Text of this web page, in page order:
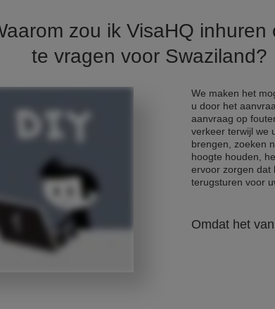
zou ik VisaHQ
te vragen voor Swaziland?
We maken het
u door het
aanvraag op
verkeer terwijl we
brengen, zoeken
hoogte houden,
ervoor zorgen dat
terugsturen voor
Omdat het